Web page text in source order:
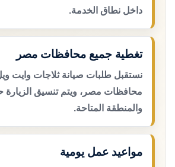
داخل نطاق الخدمة.
تغطية جميع محافظات مصر
نستقبل طلبات صيانة ثلاجات وايت
محافظات مصر، ويتم تنسيق
والمنطقة المتاحة.
مواعيد عمل يومية